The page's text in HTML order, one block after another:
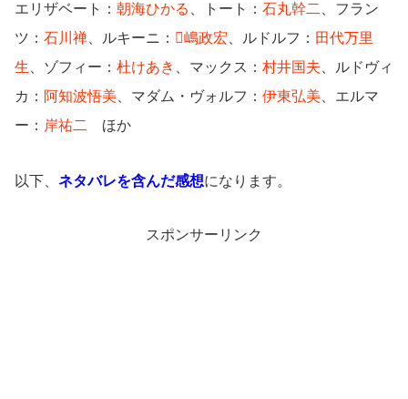
エリザベート： 朝海ひかる 、トート： 石丸幹二
、フラン
ツ： 石川禅 、ルキーニ： 嶋政宏 、ルドルフ： 田代万里
生 、ゾフィー： 杜けあき 、マックス： 村井国夫 、ルドヴィ
カ： 阿知波悟美 、マダム・ヴォルフ： 伊東弘美 、エルマ
ー： 岸祐二 ほか
以下、 ネタバレを含んだ感想になります。
スポンサーリンク